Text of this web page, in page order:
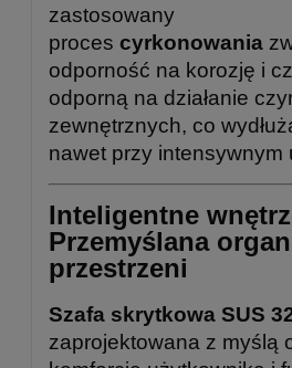
zastosowany
proces cyrkonowania
odporność na korozję i
odporną na działanie
zewnętrznych, co
nawet przy intensywnym
Inteligentne
Przemyślana
przestrzeni
Szafa skrytkowa SUS
zaprojektowana z myślą